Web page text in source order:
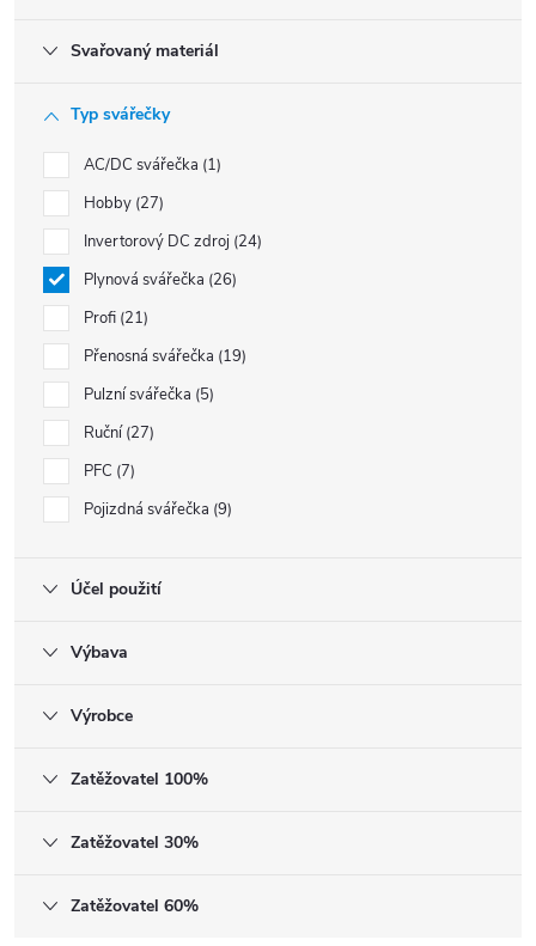
Svařovaný materiál
Typ svářečky
AC/DC svářečka 1
Hobby 27
Invertorový DC zdroj 24
Plynová svářečka 26
Profi 21
Přenosná svářečka 19
Pulzní svářečka 5
Ruční 27
PFC 7
Pojizdná svářečka 9
Účel použití
Výbava
Výrobce
Zatěžovatel 100%
Zatěžovatel 30%
Zatěžovatel 60%